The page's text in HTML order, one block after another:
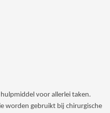
voor allerlei taken.
worden gebruikt bij chirurgische